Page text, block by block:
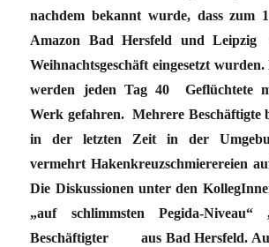
nachdem bekannt wurde, dass zum
Amazon Bad Hersfeld und Leipzig
Weihnachtsgeschäft eingesetzt
werden jeden Tag 40 Geflüchtete
Werk gefahren. Mehrere Beschäftigte
in der letzten Zeit in der
vermehrt Hakenkreuzschmierereien
Die Diskussionen unter den
„auf schlimmsten Pegida-
Beschäftigter aus Bad Hersfeld.